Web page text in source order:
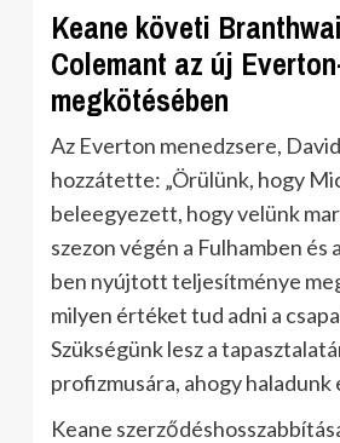
Keane követi
Colemant az új
megkötésében
Az Everton menedzsere,
hozzátette: „Örülünk, hogy
beleegyezett, hogy velünk
szezon végén a Fulhamben és
ben nyújtott teljesítménye
milyen értéket tud adni a
Szükségünk lesz a
profizmusára, ahogy haladunk
Keane